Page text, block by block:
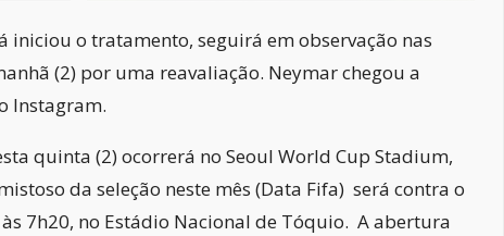
iniciou o tratamento, seguirá em observação nas
(2) por uma reavaliação. Neymar chegou a
Instagram.
quinta (2) ocorrerá no Seoul World Cup Stadium,
da seleção neste mês (Data Fifa) será contra o
7h20, no Estádio Nacional de Tóquio. A abertura